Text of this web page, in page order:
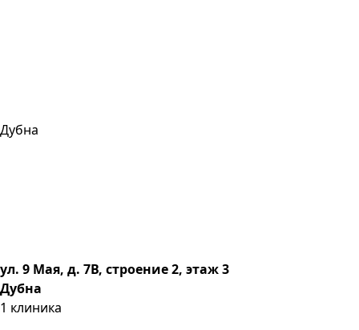
Дубна
ул. 9 Мая, д. 7В, строение 2, этаж 3
Дубна
1 клиника